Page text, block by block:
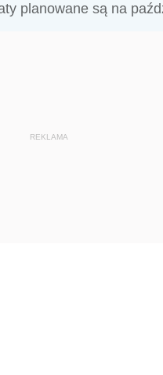
planowane są na
REKLAMA